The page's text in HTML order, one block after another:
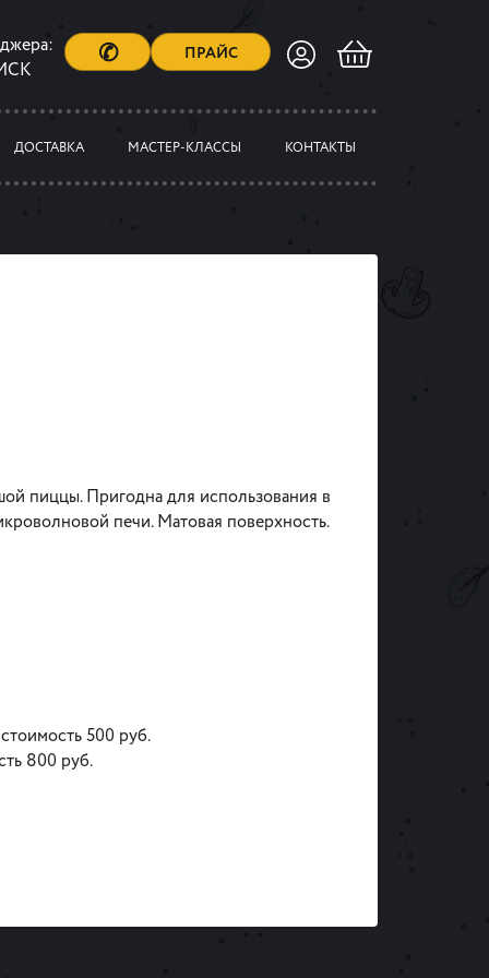
✆ ПРАЙС
ДОСТАВКА МАСТЕР-КЛАССЫ КОНТАКТЫ
пиццы. Пригодна для использования в
печи. Матовая поверхность.
500 руб.
800 руб.